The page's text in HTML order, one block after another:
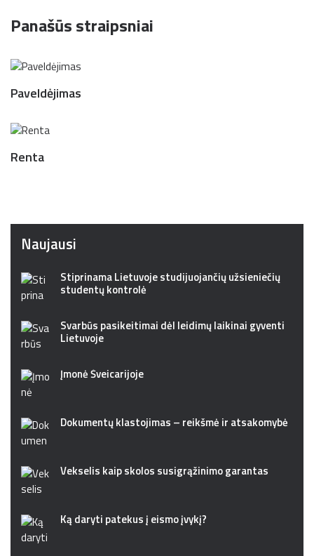
Panašūs straipsniai
Paveldėjimas
Renta
Naujausi
Stiprinama Lietuvoje studijuojančių užsieniečių
studentų kontrolė
Svarbūs pasikeitimai dėl leidimų laikinai gyventi
Lietuvoje
Įmonė Šveicarijoje
Dokumentų klastojimas – reikšmė ir atsakomybė
Vekselis kaip skolos susigrąžinimo garantas
Ką daryti patekus į eismo įvykį?